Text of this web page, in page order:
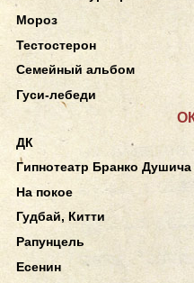
Мороз
Тестостерон
Семейный альбом
Гуси-лебеди
ДК
Гипнотеатр Бранко Душича
На покое
Гудбай, Китти
Рапунцель
Есенин